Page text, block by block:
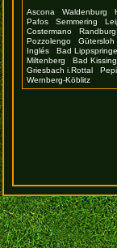
Ascona Waldenburg
Pafos
Semmering
Costermano
Randburg
Pozzolengo
Gütersloh
Inglés
Bad Lippspringe
Miltenberg
Bad
Griesbach i.Rottal
Wernberg-Köblitz